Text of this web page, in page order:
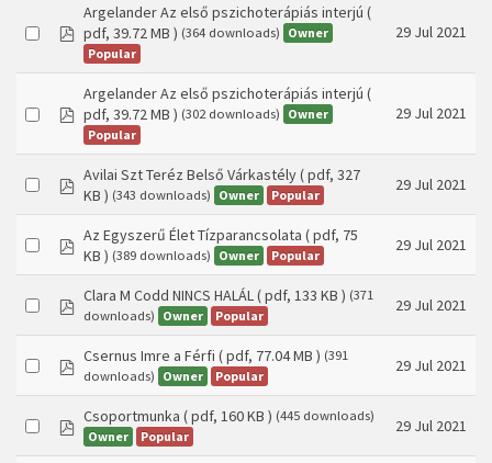
pdf
Argelander Az első pszichoterápiás interjú (
pdf, 39.72 MB ) (364 downloads) Owner
Popular
29 Jul 2021
pdf
Argelander Az első pszichoterápiás interjú (
pdf, 39.72 MB ) (302 downloads) Owner
Popular
29 Jul 2021
pdf
Avilai Szt Teréz Belső Várkastély( pdf, 327
KB ) (343 downloads) Owner Popular
29 Jul 2021
pdf
Az Egyszerű Élet Tízparancsolata ( pdf, 75
KB ) (389 downloads) Owner Popular
29 Jul 2021
pdf
Clara M Codd NINCS HALÁL( pdf, 133 KB ) (371
downloads) Owner Popular
29 Jul 2021
pdf
Csernus Imre a Férfi ( pdf, 77.04 MB ) (391
downloads) Owner Popular
29 Jul 2021
pdf
Csoportmunka ( pdf, 160 KB ) (445 downloads)
Owner
Popular
29 Jul 2021